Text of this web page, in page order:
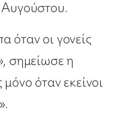
όταν οι γονείς
σημείωσε η
όταν εκείνοι